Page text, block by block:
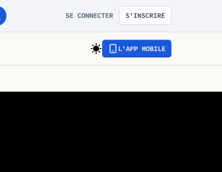
SE CONNECTER S'INSCRIRE
L'APP MOBILE